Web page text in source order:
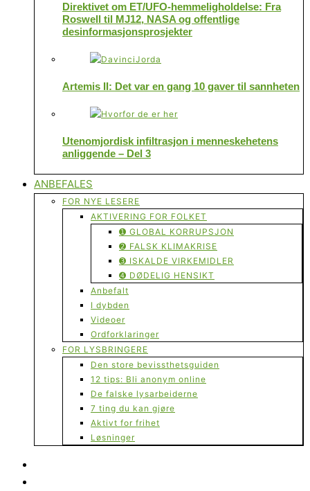
Direktivet om ET/UFO-hemmeligholdelse: Fra
Roswell til MJ12, NASA og offentlige
desinformasjonsprosjekter
Artemis II: Det var en gang 10 gaver til sannheten
Utenomjordisk infiltrasjon i menneskehetens
anliggende – Del 3
ANBEFALES
FOR NYE LESERE
AKTIVERING FOR FOLKET
➊ GLOBAL KORRUPSJON
➋ FALSK KLIMAKRISE
➌ ISKALDE VIRKEMIDLER
➍ DØDELIG HENSIKT
Anbefalt
I dybden
Videoer
Ordforklaringer
FOR LYSBRINGERE
Den store bevissthetsguiden
12 tips: Bli anonym online
De falske lysarbeiderne
7 ting du kan gjøre
Aktivt for frihet
Løsninger